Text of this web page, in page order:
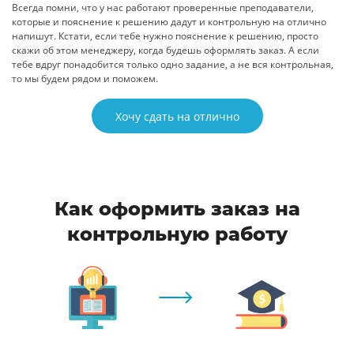
Всегда помни, что у нас работают проверенные преподаватели,
которые и пояснение к решению дадут и контрольную на отлично
напишут. Кстати, если тебе нужно пояснение к решению, просто
скажи об этом менеджеру, когда будешь оформлять заказ. А если
тебе вдруг понадобится только одно задание, а не вся контрольная,
то мы будем рядом и поможем.
Хочу сдать на отлично
Как оформить заказ на
контрольную работу